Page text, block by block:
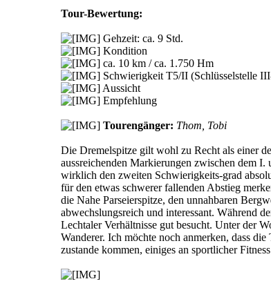
Tour-Bewertung:
Gehzeit: ca. 9 Std.
Kondition
ca. 10 km / ca. 1.750 Hm
Schwierigkeit T5/II (Schlüsselstelle
Aussicht
Empfehlung
Tourengänger: Thom, Tobi
Die Dremelspitze gilt wohl zu Recht als einer
aussreichenden Markierungen zwischen dem
wirklich den zweiten Schwierigkeits-grad
für den etwas schwerer fallenden Abstieg
die Nahe Parseierspitze, den unnahbaren
abwechslungsreich und interessant. Während
Lechtaler Verhältnisse gut besucht. Unter der
Wanderer. Ich möchte noch anmerken, dass
zustande kommen, einiges an sportlicher